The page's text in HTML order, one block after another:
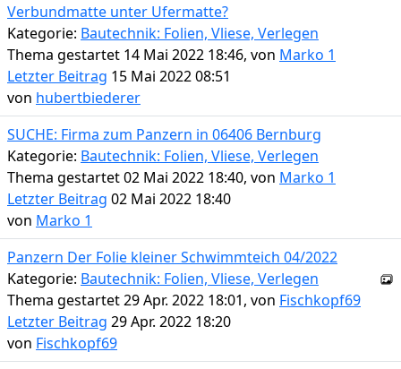
Verbundmatte unter Ufermatte?
Kategorie: Bautechnik: Folien, Vliese, Verlegen
Thema gestartet 14 Mai 2022 18:46, von Marko 1
Letzter Beitrag 15 Mai 2022 08:51
von hubertbiederer
SUCHE: Firma zum Panzern in 06406 Bernburg
Kategorie: Bautechnik: Folien, Vliese, Verlegen
Thema gestartet 02 Mai 2022 18:40, von Marko 1
Letzter Beitrag 02 Mai 2022 18:40
von Marko 1
Panzern Der Folie kleiner Schwimmteich 04/2022
Kategorie: Bautechnik: Folien, Vliese, Verlegen
Thema gestartet 29 Apr. 2022 18:01, von Fischkopf69
Letzter Beitrag 29 Apr. 2022 18:20
von Fischkopf69